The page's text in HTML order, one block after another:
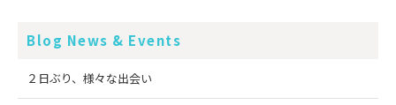
Blog News & Events
２日ぶり、様々な出会い